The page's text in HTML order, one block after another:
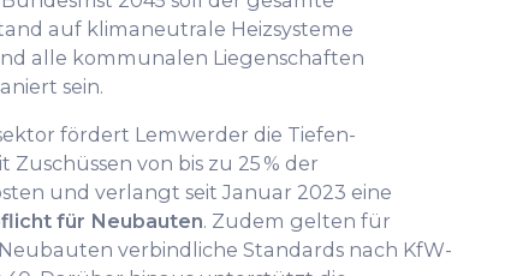
auf klimaneutrale Heizsysteme
alle kommunalen Liegenschaften
sein.
fördert Lemwerder die Tiefen-
Zuschüssen von bis zu 25 % der
und verlangt seit Januar 2023 eine
für Neubauten. Zudem gelten für
verbindliche Standards nach KfW-